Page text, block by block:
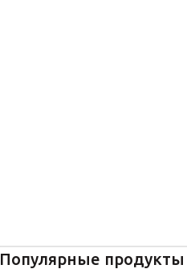
Популярные продукты